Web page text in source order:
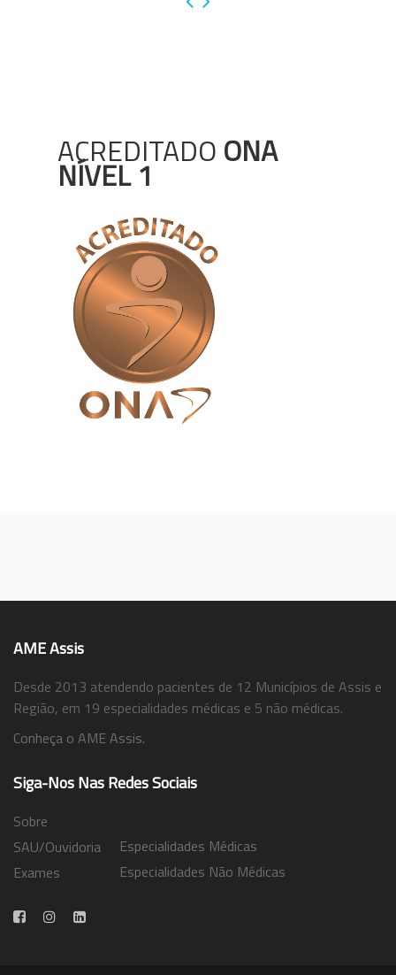
ACREDITADO ONA
NÍVEL 1
AME Assis
Desde 2013 atendendo pacientes de 12 Municípios de Assis e
Região, em 19 especialidades médicas e 5 não médicas.
Conheça o AME Assis.
Siga-Nos Nas Redes Sociais
Sobre
SAU/Ouvidoria
Exames
Especialidades Médicas
Especialidades Não Médicas